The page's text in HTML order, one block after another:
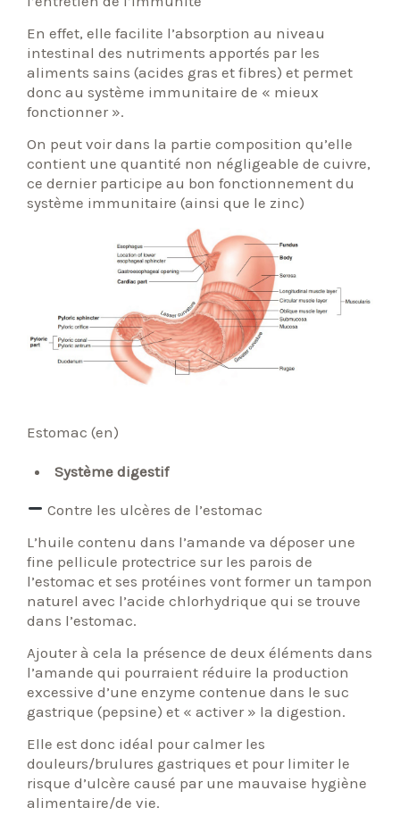
En effet, elle facilite l’absorption au niveau
intestinal des nutriments apportés par les
aliments sains (acides gras et fibres) et permet
donc au système immunitaire de « mieux
fonctionner ».
On peut voir dans la partie composition qu’elle
contient une quantité non négligeable de cuivre,
ce dernier participe au bon fonctionnement du
système immunitaire (ainsi que le zinc)
Estomac (en)
Système digestif
Contre les ulcères de l’estomac
L’huile contenu dans l’amande va déposer une
fine pellicule protectrice sur les parois de
l’estomac et ses protéines vont former un tampon
naturel avec l’acide chlorhydrique qui se trouve
dans l’estomac.
Ajouter à cela la présence de deux éléments dans
l’amande qui pourraient réduire la production
excessive d’une enzyme contenue dans le suc
gastrique (pepsine) et « activer » la digestion.
Elle est donc idéal pour calmer les
douleurs/brulures gastriques et pour limiter le
risque d’ulcère causé par une mauvaise hygiène
alimentaire/de vie.